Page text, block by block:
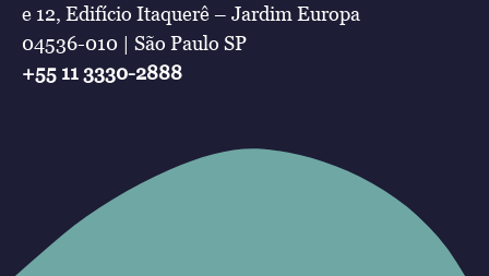
e 12, Edifício Itaquerê – Jardim Europa
04536-010 | São Paulo SP
+55 11 3330-2888